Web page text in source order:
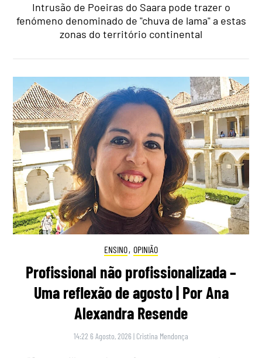
Intrusão de Poeiras do Saara pode trazer o
fenómeno denominado de "chuva de lama" a estas
zonas do território continental
ENSINO, OPINIÃO
Profissional não profissionalizada –
Uma reflexão de agosto | Por Ana
Alexandra Resende
14:22 6 Agosto, 2026 | Cristina Mendonça